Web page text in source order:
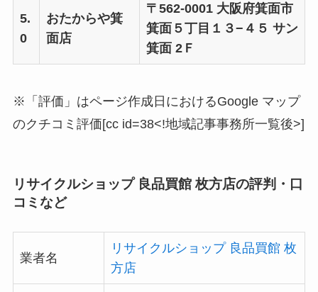
5.
0
おたからや箕
面店
〒562-0001 大阪府箕面市
箕面５丁目１３−４５ サン
箕面 2Ｆ
※「評価」はページ作成日におけるGoogle マップ
のクチコミ評価[cc id=38<!地域記事事務所一覧後>]
リサイクルショップ 良品買館 枚方店の評判・口
コミなど
業者名
リサイクルショップ 良品買館 枚
方店